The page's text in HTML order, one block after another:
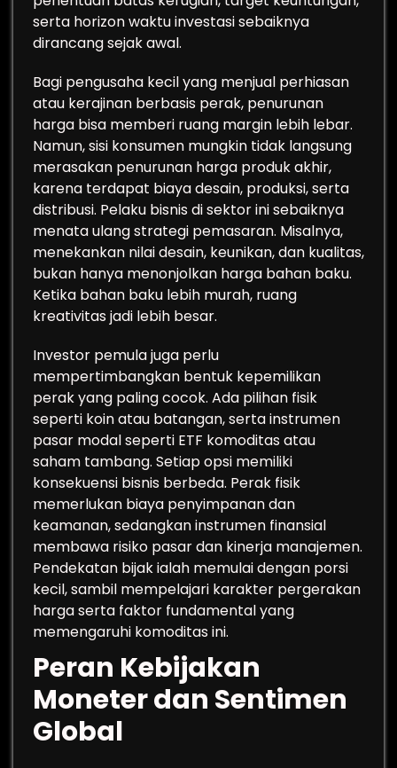
serta horizon waktu investasi sebaiknya
dirancang sejak awal.
Bagi pengusaha kecil yang menjual perhiasan
atau kerajinan berbasis perak, penurunan
harga bisa memberi ruang margin lebih lebar.
Namun, sisi konsumen mungkin tidak langsung
merasakan penurunan harga produk akhir,
karena terdapat biaya desain, produksi, serta
distribusi. Pelaku bisnis di sektor ini sebaiknya
menata ulang strategi pemasaran. Misalnya,
menekankan nilai desain, keunikan, dan kualitas,
bukan hanya menonjolkan harga bahan baku.
Ketika bahan baku lebih murah, ruang
kreativitas jadi lebih besar.
Investor pemula juga perlu
mempertimbangkan bentuk kepemilikan
perak yang paling cocok. Ada pilihan fisik
seperti koin atau batangan, serta instrumen
pasar modal seperti ETF komoditas atau
saham tambang. Setiap opsi memiliki
konsekuensi bisnis berbeda. Perak fisik
memerlukan biaya penyimpanan dan
keamanan, sedangkan instrumen finansial
membawa risiko pasar dan kinerja manajemen.
Pendekatan bijak ialah memulai dengan porsi
kecil, sambil mempelajari karakter pergerakan
harga serta faktor fundamental yang
memengaruhi komoditas ini.
Peran Kebijakan
Moneter dan Sentimen
Global